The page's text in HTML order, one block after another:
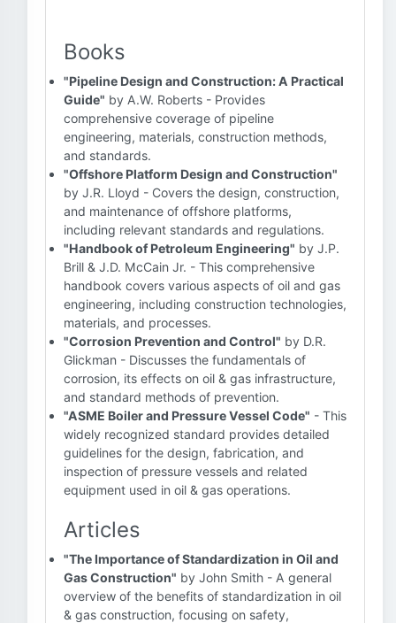
Books
"Pipeline Design and Construction: A Practical
Guide" by A.W. Roberts - Provides
comprehensive coverage of pipeline
engineering, materials, construction methods,
and standards.
"Offshore Platform Design and Construction"
by J.R. Lloyd - Covers the design, construction,
and maintenance of offshore platforms,
including relevant standards and regulations.
"Handbook of Petroleum Engineering" by J.P.
Brill & J.D. McCain Jr. - This comprehensive
handbook covers various aspects of oil and gas
engineering, including construction technologies,
materials, and processes.
"Corrosion Prevention and Control" by D.R.
Glickman - Discusses the fundamentals of
corrosion, its effects on oil & gas infrastructure,
and standard methods of prevention.
"ASME Boiler and Pressure Vessel Code" - This
widely recognized standard provides detailed
guidelines for the design, fabrication, and
inspection of pressure vessels and related
equipment used in oil & gas operations.
Articles
"The Importance of Standardization in Oil and
Gas Construction" by John Smith - A general
overview of the benefits of standardization in oil
& gas construction, focusing on safety,